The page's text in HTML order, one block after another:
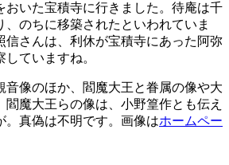
おいた宝積寺に行きました。待庵は千
、のちに移築されたといわれていま
信さんは、利休が宝積寺にあった阿弥
ていますね。
音像のほか、閻魔大王と眷属の像や大
魔大王らの像は、小野篁作とも伝え
。真偽は不明です。画像はホームペー